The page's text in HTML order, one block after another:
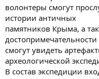
волонтеры смогут
истории античных
памятников Крыма, а
смогут увидеть
археологической
В состав экспедиции